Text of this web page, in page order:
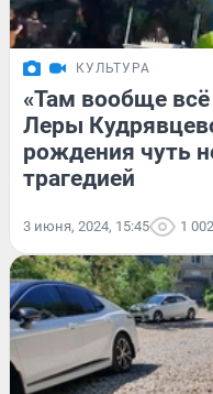
КУЛЬТУРА
«Там вообще всё
Леры
рождения чуть
трагедией
3 июня, 2024, 15:45 1 002